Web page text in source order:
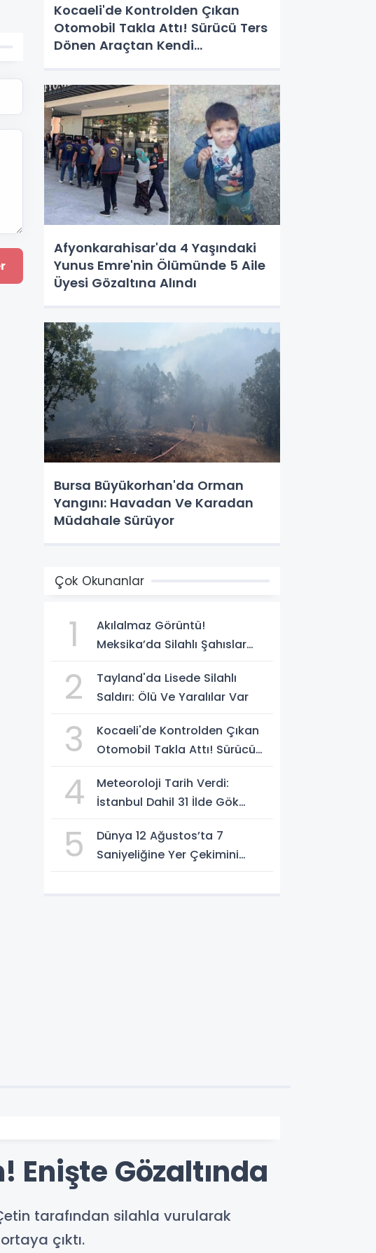
Kocaeli'de Kontrolden Çıkan
Otomobil Takla Attı! Sürücü Ters
Dönen Araçtan Kendi
Afyonkarahisar'da 4 Yaşındaki
Yunus Emre'nin Ölümünde 5 Aile
Üyesi Gözaltına Alındı
Bursa Büyükorhan'da Orman
Yangını: Havadan Ve Karadan
Müdahale Sürüyor
Çok Okunanlar
1
Akılalmaz Görüntü!
Meksika’da Silahlı Şahıslar
Rahatça Geçti
2
Tayland'da Lisede Silahlı
Saldırı: Ölü Ve Yaralılar Var
3
Kocaeli'de Kontrolden Çıkan
Otomobil Takla Attı! Sürücü
İmkanlarıyla Çıktı
4
Meteoroloji Tarih Verdi:
İstanbul Dahil 31 İlde Gök
5
Dünya 12 Ağustos’ta 7
Saniyeliğine Yer Çekimini
Enişte Gözaltında
tarafından silahla vurularak
çıktı.